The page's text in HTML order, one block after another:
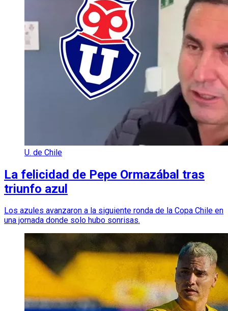
U. de Chile
La felicidad de Pepe Ormazábal tras
triunfo azul
Los azules avanzaron a la siguiente ronda de la Copa Chile en
una jornada donde solo hubo sonrisas.